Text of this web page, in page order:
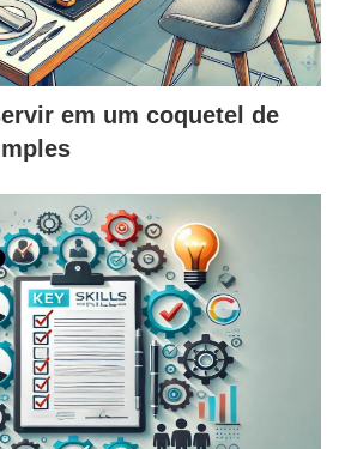
em um coquetel de